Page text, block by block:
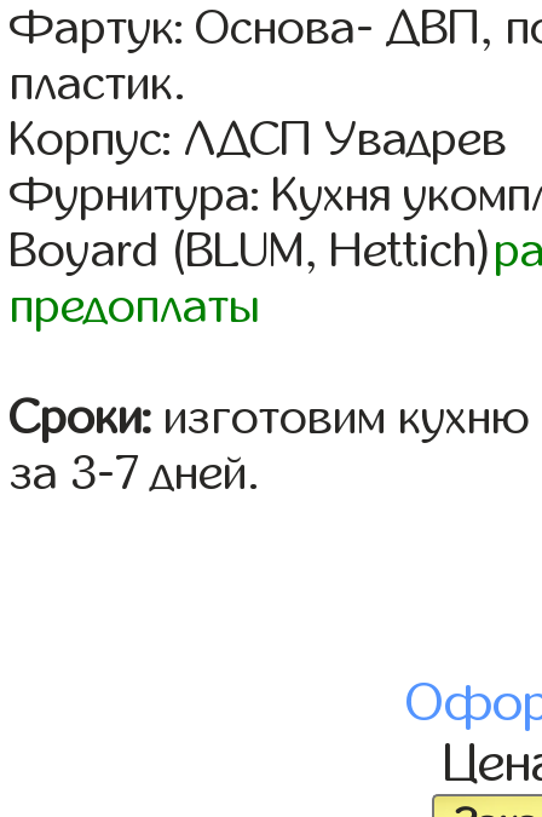
Фартук: Основа- ДВП,
пластик.
Корпус: ЛДСП Увадрев
Фурнитура: Кухня
Boyard (BLUM, Hettich)
предоплаты
Сроки: изготовим
за 3-7 дней.